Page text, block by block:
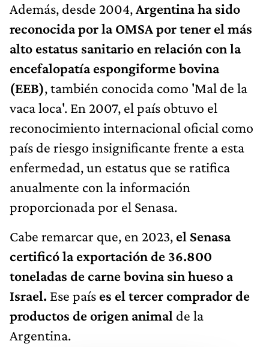
Además, desde 2004,Argentina ha sido
reconocida por la OMSA por tener el más
alto estatus sanitario en relación con la
encefalopatía espongiforme bovina
(EEB), también conocida como 'Mal de la
vaca loca'. En 2007, el país obtuvo el
reconocimiento internacional oficial como
país de riesgo insignificante frente a esta
enfermedad, un estatus que se ratifica
anualmente con la información
proporcionada por el Senasa.
Cabe remarcar que, en 2023, el Senasa
certificó la exportación de 36.800
toneladas de carne bovina sin hueso a
Israel. Ese país es el tercer comprador de
productos de origen animal de la
Argentina.